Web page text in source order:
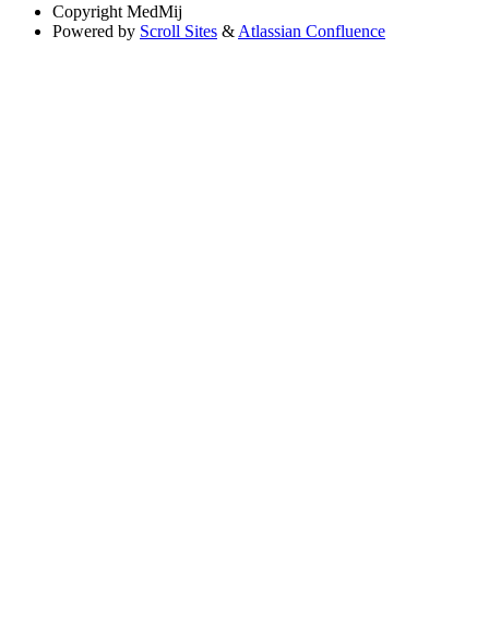
Copyright MedMij
Powered by Scroll Sites & Atlassian Confluence